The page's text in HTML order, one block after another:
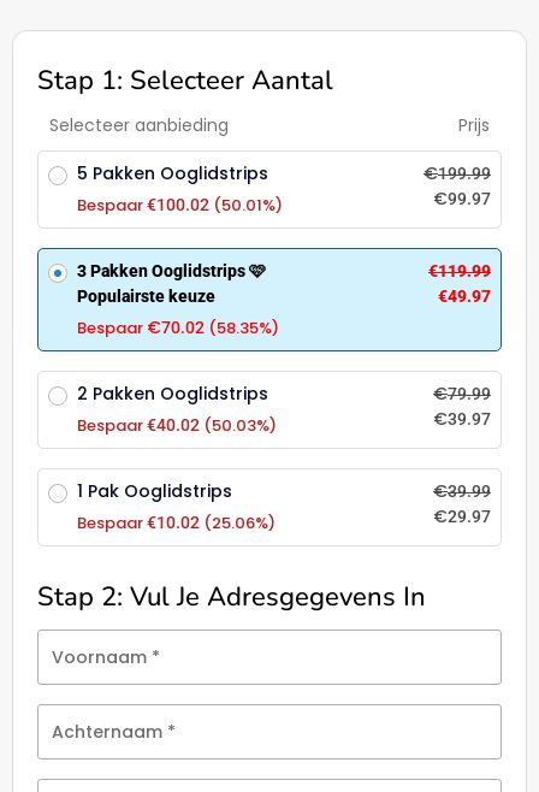
Stap 1: Selecteer Aantal
Selecteer aanbieding
Prijs
5 Pakken Ooglidstrips
Bespaar€100.02 (50.01%)
€199.99
€99.97
3 Pakken Ooglidstrips 🩷
Populairste keuze
Bespaar €70.02 (58.35%)
€119.99
€49.97
2 Pakken Ooglidstrips
Bespaar€40.02 (50.03%)
€79.99
€39.97
1 Pak Ooglidstrips
Bespaar€10.02 (25.06%)
€39.99
€29.97
Stap 2: Vul Je Adresgegevens In
Voornaam *
Achternaam *